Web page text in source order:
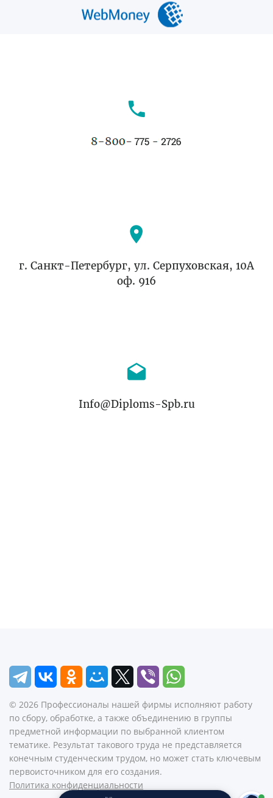
г. Санкт-Петербург, ул. Серпуховская, 10А
оф. 916
Info@Diploms-Spb.ru
© 2026 Профессионалы нашей фирмы исполняют работу
по сбору, обработке, а также объединению в группы
предметной информации по выбранной клиентом
тематике. Результат такового труда не представляется
конечным студенческим трудом, но может стать ключевым
первоисточником для его создания.
Политика конфиденциальности